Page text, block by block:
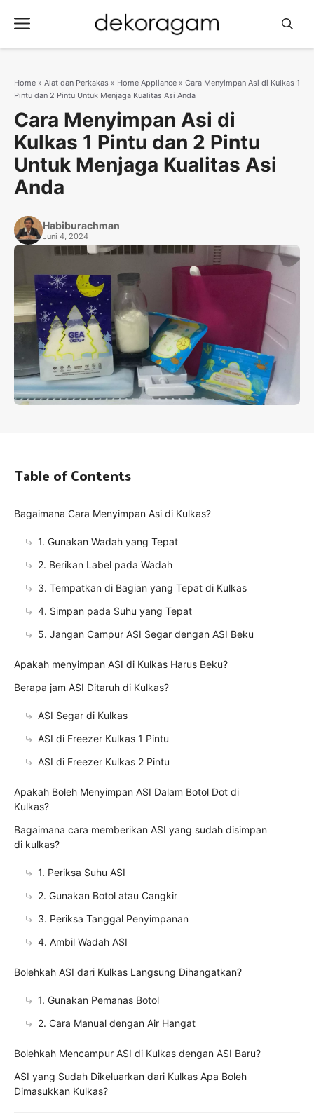
Menu
Home » Alat dan Perkakas » Home Appliance » Cara Menyimpan Asi di Kulkas 1
Pintu dan 2 Pintu Untuk Menjaga Kualitas Asi Anda
Cara Menyimpan Asi di
Kulkas 1 Pintu dan 2 Pintu
Untuk Menjaga Kualitas Asi
Anda
Habiburachman
Juni 4, 2024
Table of Contents
Bagaimana Cara Menyimpan Asi di Kulkas?
1. Gunakan Wadah yang Tepat
2. Berikan Label pada Wadah
3. Tempatkan di Bagian yang Tepat di Kulkas
4. Simpan pada Suhu yang Tepat
5. Jangan Campur ASI Segar dengan ASI Beku
Apakah menyimpan ASI di Kulkas Harus Beku?
Berapa jam ASI Ditaruh di Kulkas?
ASI Segar di Kulkas
ASI di Freezer Kulkas 1 Pintu
ASI di Freezer Kulkas 2 Pintu
Apakah Boleh Menyimpan ASI Dalam Botol Dot di
Kulkas?
Bagaimana cara memberikan ASI yang sudah disimpan
di kulkas?
1. Periksa Suhu ASI
2. Gunakan Botol atau Cangkir
3. Periksa Tanggal Penyimpanan
4. Ambil Wadah ASI
Bolehkah ASI dari Kulkas Langsung Dihangatkan?
1. Gunakan Pemanas Botol
2. Cara Manual dengan Air Hangat
Bolehkah Mencampur ASI di Kulkas dengan ASI Baru?
ASI yang Sudah Dikeluarkan dari Kulkas Apa Boleh
Dimasukkan Kulkas?